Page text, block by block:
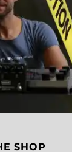
SHOP